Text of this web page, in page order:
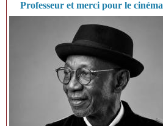
Professeur et merci pour le cinéma